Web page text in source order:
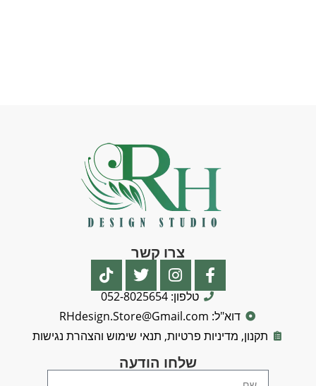
צרו קשר
טלפון: 052-8025654
דוא"ל: RHdesign.Store@Gmail.com
תקנון, מדיניות פרטיות, תנאי שימוש והצהרת נגישות
שלחו הודעה